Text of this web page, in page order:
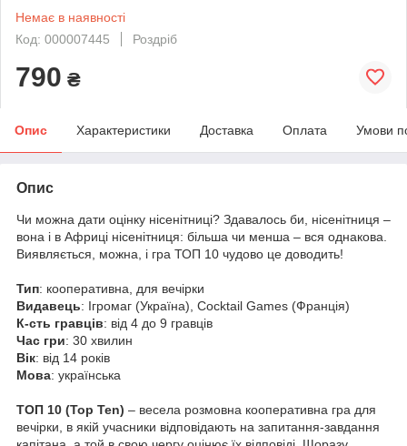
Немає в наявності
Код: 000007445
Роздріб
790 ₴
Опис Характеристики Доставка Оплата Умови
Опис
Чи можна дати оцінку нісенітниці? Здавалось би, нісенітниця –
вона і в Африці нісенітниця: більша чи менша – вся однакова.
Виявляється, можна, і гра ТОП 10 чудово це доводить!
Тип: кооперативна, для вечірки
Видавець: Ігромаг (Україна), Cocktail Games (Франція)
К-сть гравців: від 4 до 9 гравців
Час гри: 30 хвилин
Вік: від 14 років
Мова: українська
ТОП 10 (Top Ten) – весела розмовна кооперативна гра для
вечірки, в якій учасники відповідають на запитання-завдання